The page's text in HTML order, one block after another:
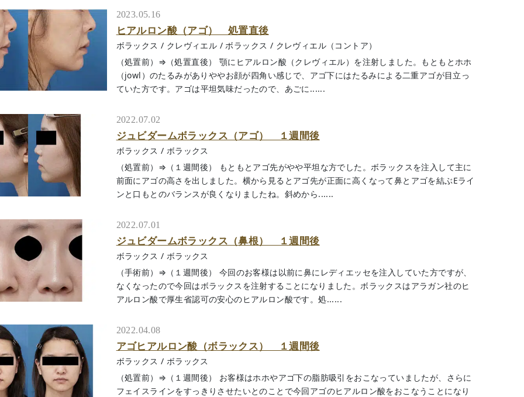
2023.05.16
ヒアルロン酸（アゴ） 処置直後
ボラックス / クレヴィエル /ボラックス / クレヴィエル（コントア）
（処置前）⇒（処置直後） 顎にヒアルロン酸（クレヴィエル）を注射しました。もともとホホ
（jowl）のたるみがありややお顔が四角い感じで、アゴ下にはたるみによる二重アゴが目立っ
ていた方です。アゴは平坦気味だったので、あごに......
2022.07.02
ジュビダームボラックス（アゴ） １週間後
ボラックス / ボラックス
（処置前）⇒（１週間後） もともとアゴ先がやや平坦な方でした。ボラックスを注入して主に
前面にアゴの高さを出しました。横から見るとアゴ先が正面に高くなって鼻とアゴを結ぶEライ
ンと口もとのバランスが良くなりましたね。斜めから......
2022.07.01
ジュビダームボラックス（鼻根） １週間後
ボラックス / ボラックス
（手術前）⇒（１週間後） 今回のお客様は以前に鼻にレディエッセを注入していた方ですが、
なくなったので今回はボラックスを注射することになりました。ボラックスはアラガン社のヒ
アルロン酸で厚生省認可の安心のヒアルロン酸です。処......
2022.04.08
アゴヒアルロン酸（ボラックス） １週間後
ボラックス / ボラックス
（処置前）⇒（１週間後） お客様はホホやアゴ下の脂肪吸引をおこなっていましたが、さらに
フェイスラインをすっきりさせたいとのことで今回アゴのヒアルロン酸をおこなうことになり